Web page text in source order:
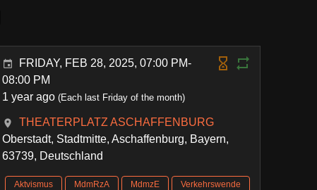
FRIDAY, FEB 28, 2025, 07:00 PM-
08:00 PM
1 year ago (Each last Friday of the month)
THEATERPLATZ ASCHAFFENBURG
Oberstadt, Stadtmitte, Aschaffenburg, Bayern,
63739, Deutschland
Aktvismus MdmRzA MdmzE Verkehrswende